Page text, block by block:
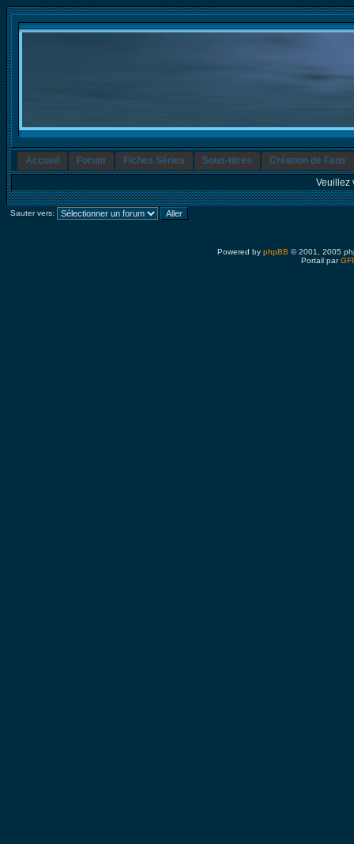
Accueil Forum Fiches Séries Sous-titres
Création de Fans
Veuillez
Sauter vers:
Powered by phpBB © 2001, 2005
Portail par